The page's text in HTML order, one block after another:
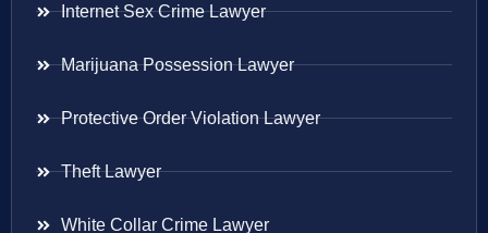
Internet Sex Crime Lawyer
Marijuana Possession Lawyer
Protective Order Violation Lawyer
Theft Lawyer
White Collar Crime Lawyer